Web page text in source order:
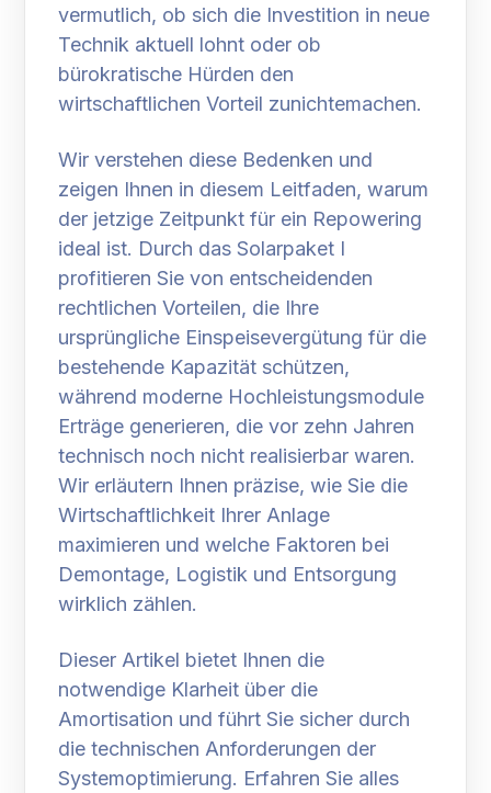
vermutlich, ob sich die Investition in neue
Technik aktuell lohnt oder ob
bürokratische Hürden den
wirtschaftlichen Vorteil zunichtemachen.
Wir verstehen diese Bedenken und
zeigen Ihnen in diesem Leitfaden, warum
der jetzige Zeitpunkt für ein Repowering
ideal ist. Durch das Solarpaket I
profitieren Sie von entscheidenden
rechtlichen Vorteilen, die Ihre
ursprüngliche Einspeisevergütung für die
bestehende Kapazität schützen,
während moderne Hochleistungsmodule
Erträge generieren, die vor zehn Jahren
technisch noch nicht realisierbar waren.
Wir erläutern Ihnen präzise, wie Sie die
Wirtschaftlichkeit Ihrer Anlage
maximieren und welche Faktoren bei
Demontage, Logistik und Entsorgung
wirklich zählen.
Dieser Artikel bietet Ihnen die
notwendige Klarheit über die
Amortisation und führt Sie sicher durch
die technischen Anforderungen der
Systemoptimierung. Erfahren Sie alles